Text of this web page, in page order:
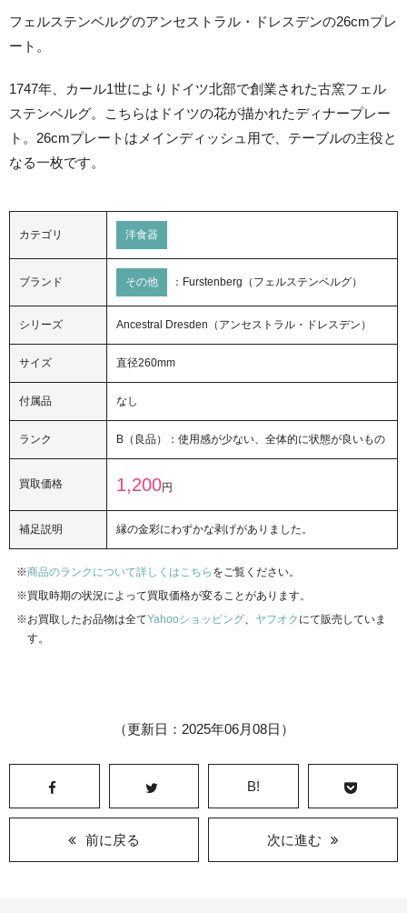
フェルステンベルグのアンセストラル・ドレスデンの26cmプレ
ート。
1747年、カール1世によりドイツ北部で創業された古窯フェル
ステンベルグ。こちらはドイツの花が描かれたディナープレー
ト。26cmプレートはメインディッシュ用で、テーブルの主役と
なる一枚です。
カテゴリ 洋食器
ブランド その他 ：Furstenberg（フェルステンベルグ）
シリーズ Ancestral Dresden（アンセストラル・ドレスデン）
サイズ 直径260mm
付属品 なし
ランク B（良品）：使用感が少ない、全体的に状態が良いもの
買取価格 1,200円
補足説明 縁の金彩にわずかな剥げがありました。
商品のランクについて詳しくはこちら をご覧ください。
買取時期の状況によって買取価格が変ることがあります。
お買取したお品物は全てYahooショッピング、 ヤフオク にて販売していま
す。
（更新日：2025年06月08日）
B!
前に戻る 次に進む